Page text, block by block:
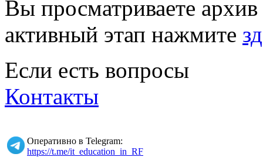
Вы просматриваете
активный этап нажмите
Если есть вопросы
Контакты
Оперативно в Telegram:
https://t.me/it_education_in_RF